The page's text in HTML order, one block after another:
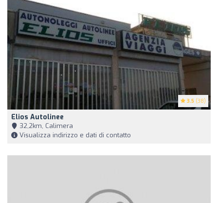
3.5 (38)
Elios Autolinee
32,2km, Calimera
Visualizza indirizzo e dati di contatto